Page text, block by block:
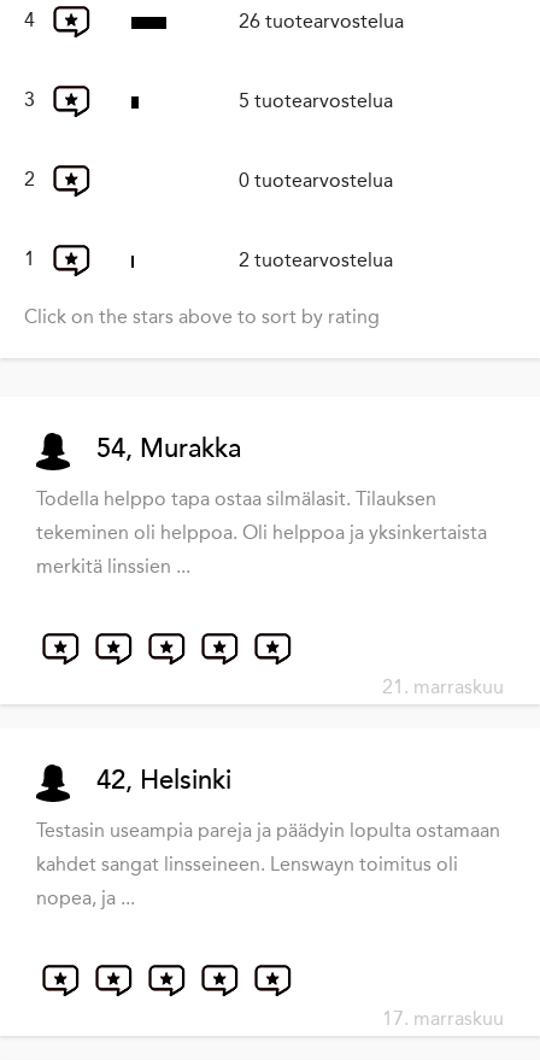
4 26 tuotearvostelua
3 5 tuotearvostelua
2 0 tuotearvostelua
1 2 tuotearvostelua
Click on the stars above to sort by rating
54, Murakka
Todella helppo tapa ostaa silmälasit. Tilauksen
tekeminen oli helppoa. Oli helppoa ja yksinkertaista
merkitä linssien ...
21. marraskuu
42, Helsinki
Testasin useampia pareja ja päädyin lopulta ostamaan
kahdet sangat linsseineen. Lenswayn toimitus oli
nopea, ja ...
17. marraskuu